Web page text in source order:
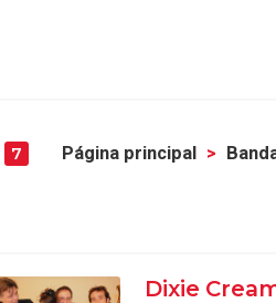
7 Página principal
Dixie